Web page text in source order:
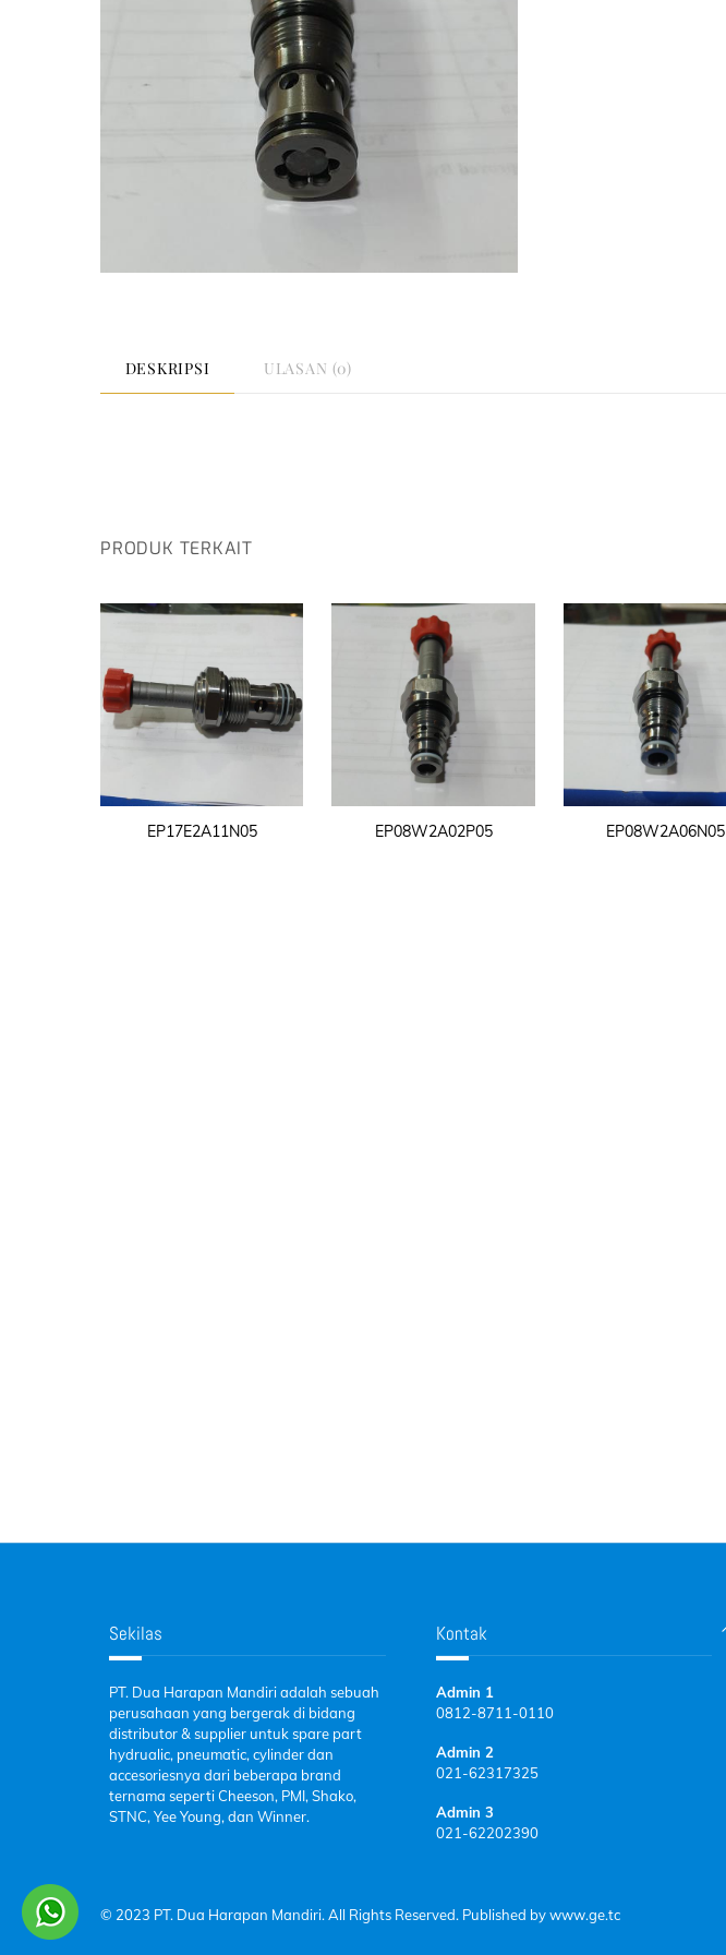
DESKRIPSI ULASAN (0)
PRODUK TERKAIT
EP17E2A11N05 EP08W2A02P05 EP08W2A06N05
Sekilas
PT. Dua Harapan Mandiri adalah sebuah
perusahaan yang bergerak di bidang
distributor & supplier untuk spare part
hydrualic, pneumatic, cylinder dan
accesoriesnya dari beberapa brand
ternama seperti Cheeson, PMI, Shako,
STNC, Yee Young, dan Winner.
Kontak
Admin 1
0812-8711-0110
Admin 2
021-62317325
Admin 3
021-62202390
© 2023 PT. Dua Harapan Mandiri. All Rights Reserved. Published bywww.ge.tc